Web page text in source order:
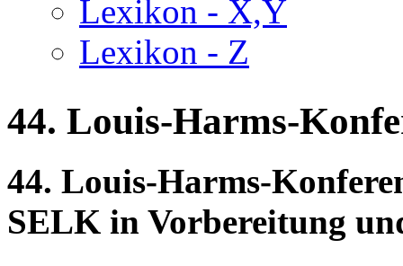
Lexikon - X,Y
Lexikon - Z
44. Louis-Harms-
44. Louis-Harms-
SELK in Vorbereitung